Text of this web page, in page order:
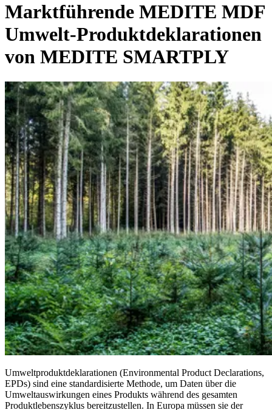
Marktführende MEDITE MDF
Umwelt-Produktdeklarationen
von MEDITE SMARTPLY
Umweltproduktdeklarationen (Environmental Product Declarations,
EPDs) sind eine standardisierte Methode, um Daten über die
Umweltauswirkungen eines Produkts während des gesamten
Produktlebenszyklus bereitzustellen. In Europa müssen sie der